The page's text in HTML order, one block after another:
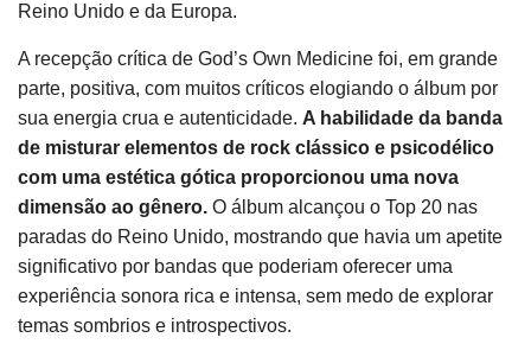
Reino Unido e da Europa.
A recepção crítica de God’s Own Medicine foi, em grande
parte, positiva, com muitos críticos elogiando o álbum por
sua energia crua e autenticidade. A habilidade da banda
de misturar elementos de rock clássico e psicodélico
com uma estética gótica proporcionou uma nova
dimensão ao gênero. O álbum alcançou o Top 20 nas
paradas do Reino Unido, mostrando que havia um apetite
significativo por bandas que poderiam oferecer uma
experiência sonora rica e intensa, sem medo de explorar
temas sombrios e introspectivos.